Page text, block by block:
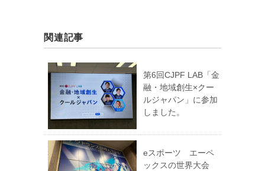
関連記事
第6回CJPF LAB「金
融・地域創生×クー
ルジャパン」に参加
しました。
eスポーツ エーペ
ックスの世界大会